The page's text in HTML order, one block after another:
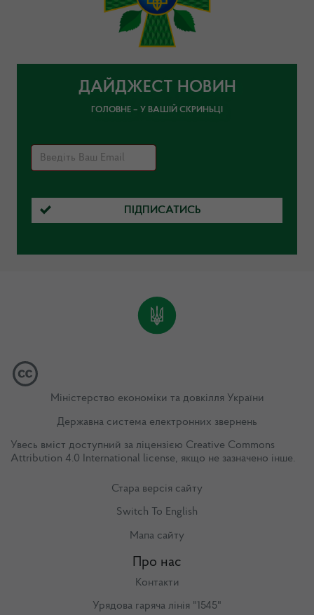
ДАЙДЖЕСТ НОВИН
ГОЛОВНЕ – У ВАШІЙ СКРИНЬЦІ
ПІДПИСАТИСЬ
Міністерство економіки та довкілля України
Державна система електронних звернень
Увесь вміст доступний за ліцензією Creative Commons
Attribution 4.0 International license, якщо не зазначено інше.
Стара версія сайту
Switch To English
Мапа сайту
Про нас
Контакти
Урядова гаряча лінія "1545"